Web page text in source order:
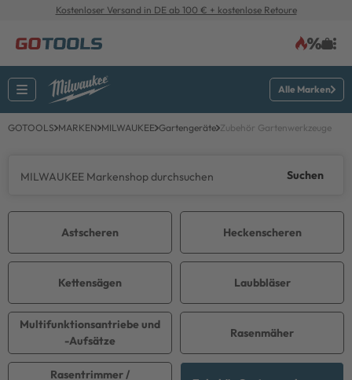
Kostenloser Versand in DE ab 100 € + kostenlose Retoure
Alle Marken
GOTOOLS MARKEN MILWAUKEE Gartengeräte Zubehör Gartenwerkzeuge
Suchen
Astscheren
Multifunktionsantriebe und
-Aufsätze
Heckenscheren
Kettensägen
Rasenmäher
Rasentrimmer /
Laubbläser